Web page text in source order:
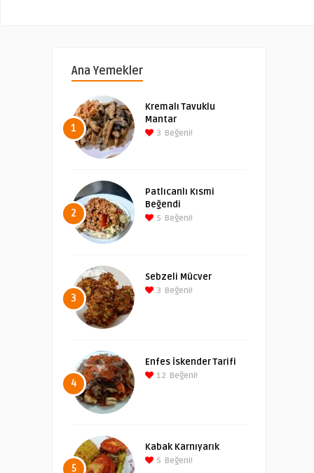
Ana Yemekler
1
Kremalı Tavuklu
Mantar
3 Beğeni!
2
Patlıcanlı Kısmi
Beğendi
5 Beğeni!
3
Sebzeli Mücver
3 Beğeni!
4
Enfes İskender Tarifi
12 Beğeni!
5
Kabak Karnıyarık
5 Beğeni!